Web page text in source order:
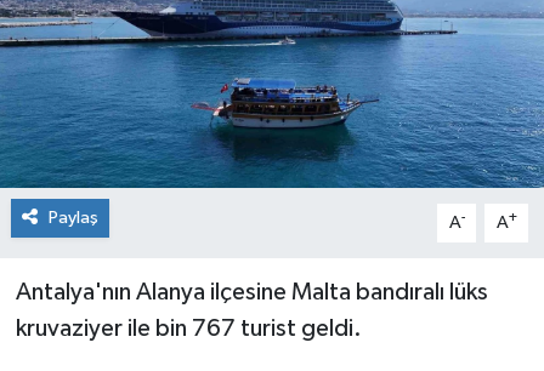
Paylaş A- A+
Antalya'nın Alanya ilçesine Malta bandıralı lüks
kruvaziyer ile bin 767 turist geldi.